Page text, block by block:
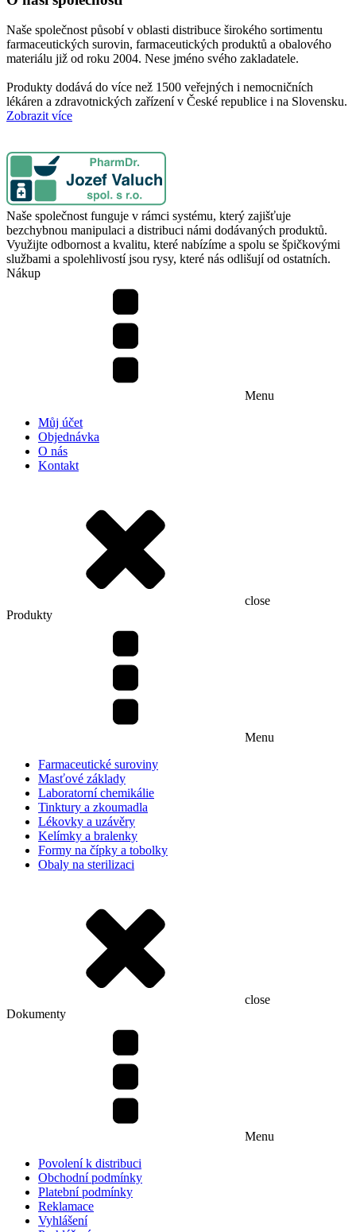
Naše společnost působí v oblasti distribuce širokého sortimentu
farmaceutických surovin, farmaceutických produktů a obalového
materiálu již od roku 2004. Nese jméno svého zakladatele.
Produkty dodává do více než 1500 veřejných i nemocničních
lékáren a zdravotnických zařízení v České republice i na Slovensku.
Zobrazit více
Naše společnost funguje v rámci systému, který zajišťuje
bezchybnou manipulaci a distribuci námi dodávaných produktů.
Využijte odbornost a kvalitu, které nabízíme a spolu se špičkovými
službami a spolehlivostí jsou rysy, které nás odlišují od ostatních.
Nákup
Menu
Můj účet
Objednávka
O nás
Kontakt
close
Produkty
Menu
Farmaceutické suroviny
Masťové základy
Laboratorní chemikálie
Tinktury a zkoumadla
Lékovky a uzávěry
Kelímky a bralenky
Formy na čípky a tobolky
Obaly na sterilizaci
close
Dokumenty
Menu
Povolení k distribuci
Obchodní podmínky
Platební podmínky
Reklamace
Vyhlášení